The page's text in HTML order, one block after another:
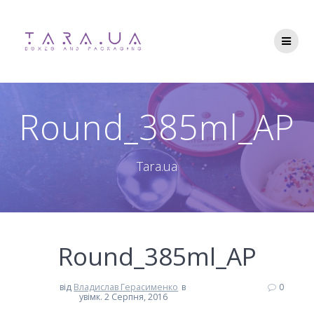
Round_385ml_AP
Tara.ua
Round_385ml_AP
від Владислав Герасименко в
увімк. 2 Серпня, 2016
0